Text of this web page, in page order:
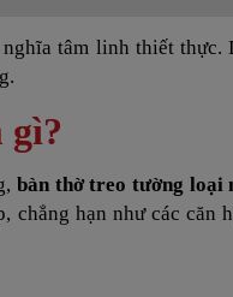
tâm linh thiết thực.
gì?
bàn thờ treo tường loại
chẳng hạn như các căn